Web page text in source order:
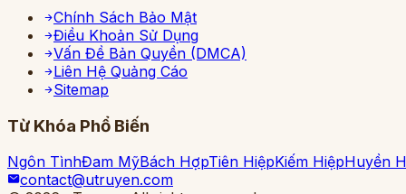
Chính Sách Bảo Mật
Điều Khoản Sử Dụng
Vấn Đề Bản Quyền (DMCA)
Liên Hệ Quảng Cáo
Sitemap
Từ Khóa Phổ Biến
Ngôn TìnhĐam MỹBách HợpTiên HiệpKiếm HiệpHuyền
contact@utruyen.com